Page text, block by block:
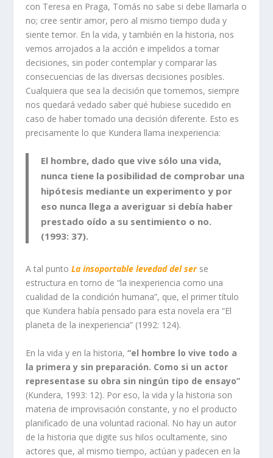
con Teresa en Praga, Tomás no sabe si debe llamarla o
no; cree sentir amor, pero al mismo tiempo duda y
siente temor. En la vida, y también en la historia, nos
vemos arrojados a la acción e impelidos a tomar
decisiones, sin poder contemplar y comparar las
consecuencias de las diversas decisiones posibles.
Cualquiera que sea la decisión que tomemos, siempre
nos quedará vedado saber qué hubiese sucedido en
caso de haber tomado una decisión diferente. Esto es
precisamente lo que Kundera llama inexperiencia:
El hombre, dado que vive sólo una vida,
nunca tiene la posibilidad de comprobar una
hipótesis mediante un experimento y por
eso nunca llega a averiguar si debía haber
prestado oído a su sentimiento o no.
(1993: 37).
A tal puntoLa insoportable levedad del serse
estructura en torno de “la inexperiencia como una
cualidad de la condición humana”, que, el primer título
que Kundera había pensado para esta novela era “El
planeta de la inexperiencia” (1992: 124).
En la vida y en la historia,“el hombre lo vive todo a
la primera y sin preparación. Como si un actor
representase su obra sin ningún tipo de ensayo”
(Kundera, 1993: 12). Por eso, la vida y la historia son
materia de improvisación constante, y no el producto
planificado de una voluntad racional. No hay un autor
de la historia que digite sus hilos ocultamente, sino
actores que, al mismo tiempo, actúan y padecen en la